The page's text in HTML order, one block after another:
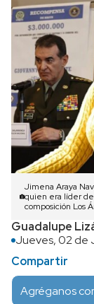
Jimena Araya
quien era líder de
composición Los
Guadalupe
Jueves, 02 de
Compartir
Agréganos